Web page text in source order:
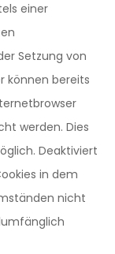
einer
Setzung von
können bereits
werden. Dies
Deaktiviert
in dem
nicht